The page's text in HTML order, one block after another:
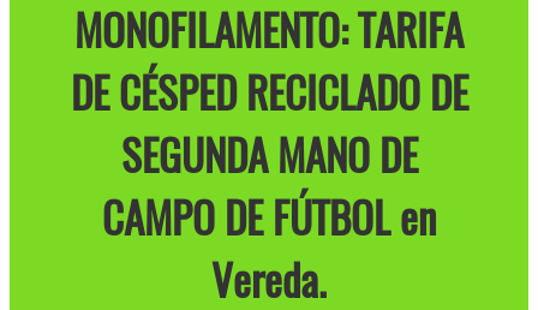
MONOFILAMENTO: TARIFA
DE CÉSPED RECICLADO DE
SEGUNDA MANO DE
CAMPO DE FÚTBOL en
Vereda.